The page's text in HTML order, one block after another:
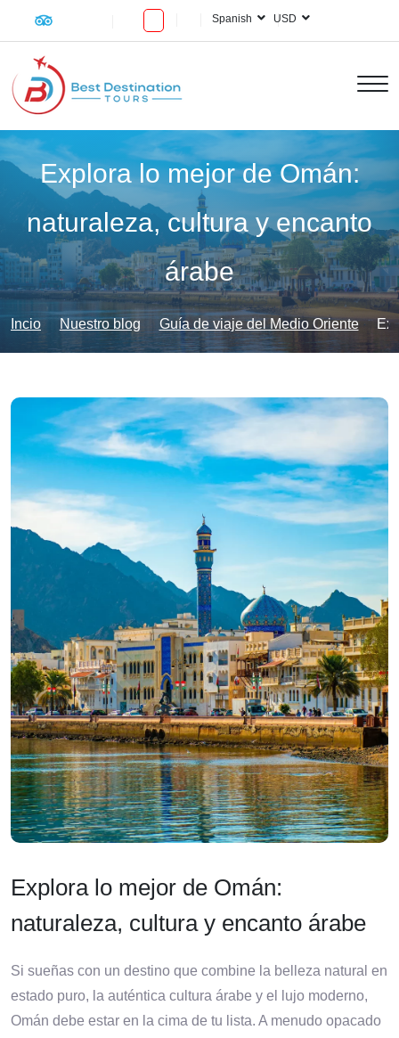
Spanish USD
Explora lo mejor de Omán:
naturaleza, cultura y encanto
árabe
Incio Nuestro blog Guía de viaje del Medio Oriente
Explora lo mejor de Omán:
naturaleza, cultura y encanto árabe
Si sueñas con un destino que combine la belleza natural en
estado puro, la auténtica cultura árabe y el lujo moderno,
Omán debe estar en la cima de tu lista. A menudo opacado